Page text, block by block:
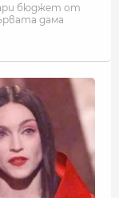
при бюджет от
дама